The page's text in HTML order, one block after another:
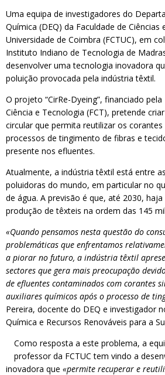
Uma equipa de investigadores do
Química (DEQ) da Faculdade de Ciências
Universidade de Coimbra (FCTUC), em
Instituto Indiano de Tecnologia de
desenvolver uma tecnologia inovadora
poluição provocada pela indústria têxtil.
O projeto “CirRe-Dyeing”, financiado
Ciência e Tecnologia (FCT), pretende
circular que permita reutilizar os
processos de tingimento de fibras e
presente nos efluentes.
Atualmente, a indústria têxtil está entre
poluidoras do mundo, em particular no
de água. A previsão é que, até 2030,
produção de têxteis na ordem das 145
«Quando pensamos nesta questão do
problemáticas que enfrentamos
a piorar no futuro, a indústria têxtil
sectores que gera mais preocupação
de efluentes contaminados com corantes
auxiliares químicos após o processo de
Pereira, docente do DEQ e investigador
Química e Recursos Renováveis para a
Como resposta a este problema, a
professor da FCTUC tem vindo a
inovadora que «permite recuperar e